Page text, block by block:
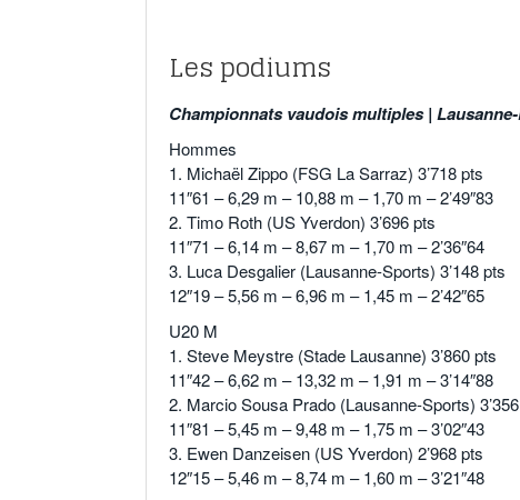
Les podiums
Championnats vaudois multiples |
Hommes
1. Michaël Zippo (FSG La Sarraz) 3’718 pts
11″61 – 6,29 m – 10,88 m – 1,70 m – 2’49″83
2. Timo Roth (US Yverdon) 3’696 pts
11″71 – 6,14 m – 8,67 m – 1,70 m – 2’36″64
3. Luca Desgalier (Lausanne-Sports) 3’148 pts
12″19 – 5,56 m – 6,96 m – 1,45 m – 2’42″65
U20 M
1. Steve Meystre (Stade Lausanne) 3’860 pts
11″42 – 6,62 m – 13,32 m – 1,91 m – 3’14″88
2. Marcio Sousa Prado (Lausanne-Sports)
11″81 – 5,45 m – 9,48 m – 1,75 m – 3’02″43
3. Ewen Danzeisen (US Yverdon) 2’968 pts
12″15 – 5,46 m – 8,74 m – 1,60 m – 3’21″48